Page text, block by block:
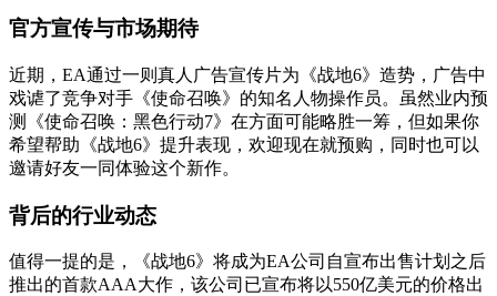
官方宣传与市场期待
近期，EA通过一则真人广告宣传片为《战地6》造势，广告中
戏谑了竞争对手《使命召唤》的知名人物操作员。虽然业内预
测《使命召唤：黑色行动7》在方面可能略胜一筹，但如果你
希望帮助《战地6》提升表现，欢迎现在就预购，同时也可以
邀请好友一同体验这个新作。
背后的行业动态
值得一提的是，《战地6》将成为EA公司自宣布出售计划之后
推出的首款AAA大作，该公司已宣布将以550亿美元的价格出